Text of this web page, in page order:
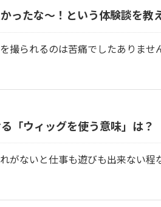
ったな～！という体験談を教
撮られるのは苦痛でしたありま
「ウィッグを使う意味」は？
がないと仕事も遊びも出来ない程